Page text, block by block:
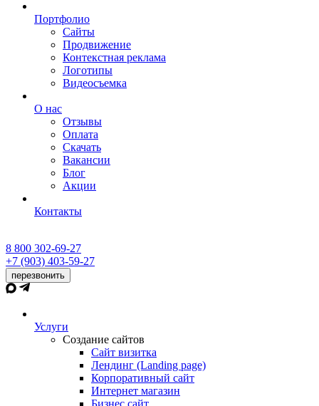
Портфолио
Сайты
Продвижение
Контекстная реклама
Логотипы
Видеосъемка
О нас
Отзывы
Оплата
Скачать
Вакансии
Блог
Акции
Контакты
8 800 302-69-27
+7 (903) 403-59-27
перезвонить
Услуги
Создание сайтов
Сайт визитка
Лендинг (Landing page)
Корпоративный сайт
Интернет магазин
Бизнес сайт